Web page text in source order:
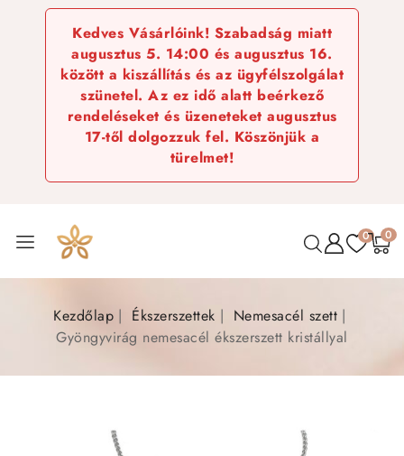
Kedves Vásárlóink! Szabadság miatt
augusztus 5. 14:00 és augusztus 16.
között a kiszállítás és az ügyfélszolgálat
szünetel. Az ez idő alatt beérkező
rendeléseket és üzeneteket augusztus
17-től dolgozzuk fel. Köszönjük a
türelmet!
0 0
Kezdőlap Ékszerszettek
Nemesacél szett
Gyöngyvirág nemesacél ékszerszett kristállyal